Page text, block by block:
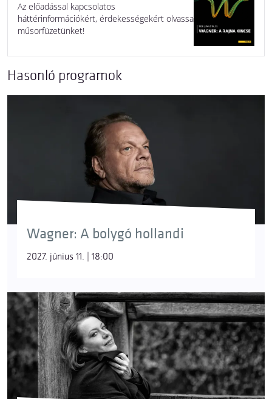
Az előadással kapcsolatos
háttérinformációkért, érdekességekért olvassa
műsorfüzetünket!
Hasonló programok
Wagner: A bolygó hollandi
2027. június 11. | 18:00